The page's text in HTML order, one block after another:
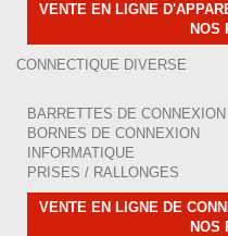
VENTE EN LIGNE
NOS
CONNECTIQUE DIVERSE
BARRETTES DE CONNEXION
BORNES DE CONNEXION
INFORMATIQUE
PRISES / RALLONGES
VENTE EN LIGNE DE
NOS